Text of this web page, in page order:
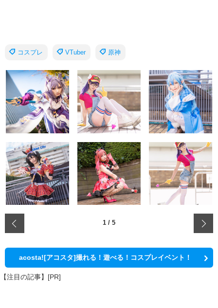
コスプレ VTuber 原神
1 / 5
acosta![アコスタ]撮れる！遊べる！コスプレイベント！
【注目の記事】[PR]